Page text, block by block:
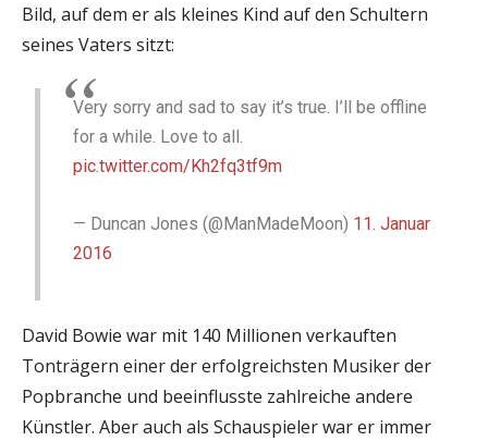
Bild, auf dem er als kleines Kind auf den Schultern
seines Vaters sitzt:
Very sorry and sad to say it’s true. I’ll be offline
for a while. Love to all.
pic.twitter.com/Kh2fq3tf9m
— Duncan Jones (@ManMadeMoon) 11. Januar
2016
David Bowie war mit 140 Millionen verkauften
Tonträgern einer der erfolgreichsten Musiker der
Popbranche und beeinflusste zahlreiche andere
Künstler. Aber auch als Schauspieler war er immer